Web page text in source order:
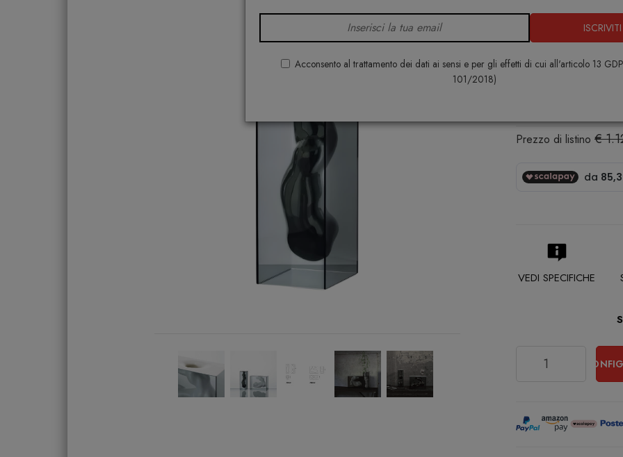
ISCRIVITI
Acconsento al trattamento dei dati ai sensi e per gli effetti di cui all'articolo 13
101/2018)
Angelo e
GLAS
Prezzo di listino €
VEDI SPECIFICHE